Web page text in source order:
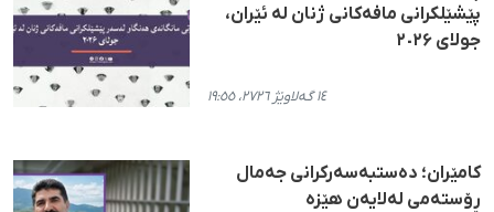
پێشێلکرانی مافەکانی ژنان لە ئێران،
جولای ٢٠٢۶
١٤ گەلاوێژ ٢٧٢٦، ١٩:٥٥
کامێران؛ دەستبەسەرکرانی جەمال
ڕۆستەمی لەلایەن هێزە